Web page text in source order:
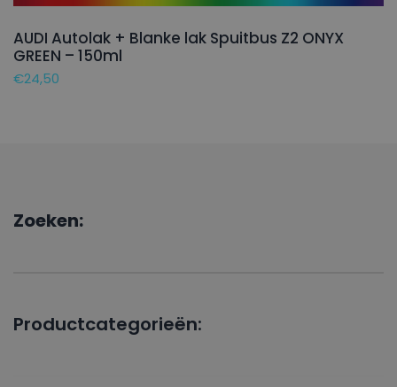
AUDI Autolak + Blanke lak Spuitbus Z2 ONYX
GREEN – 150ml
€24,50
Zoeken:
Productcategorieën: